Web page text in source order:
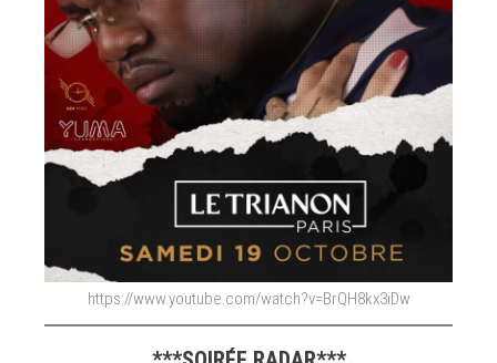
https://www.youtube.com/watch?v=BrQH8kx3iDw